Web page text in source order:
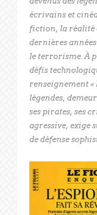
écrivains et
fiction, la réalité
dernières
le terrorisme. À
défis
renseignement «
légendes,
ses pirates, ses
agressive, exige
de défense